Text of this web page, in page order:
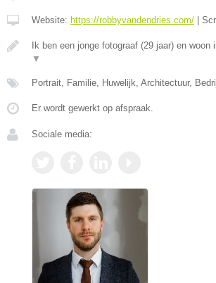
Website: https://robbyvandendries.com/
Ik ben een jonge fotograaf (29 jaar) en woon
▼
Portrait, Familie, Huwelijk, Architectuur,
Er wordt gewerkt op afspraak.
Sociale media: